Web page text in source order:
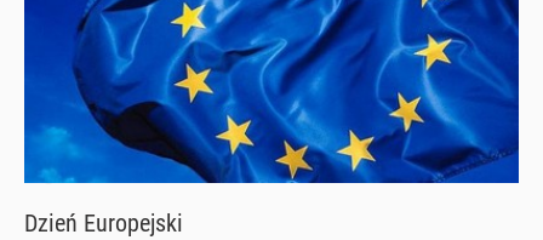
Dzień Europejski